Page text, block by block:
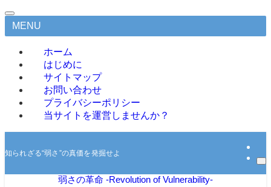
MENU
ホーム
はじめに
サイトマップ
お問い合わせ
プライバシーポリシー
当サイトを運営しませんか？
知られざる“弱さ”の真価を発掘せよ
弱さの革命 -Revolution of Vulnerability-